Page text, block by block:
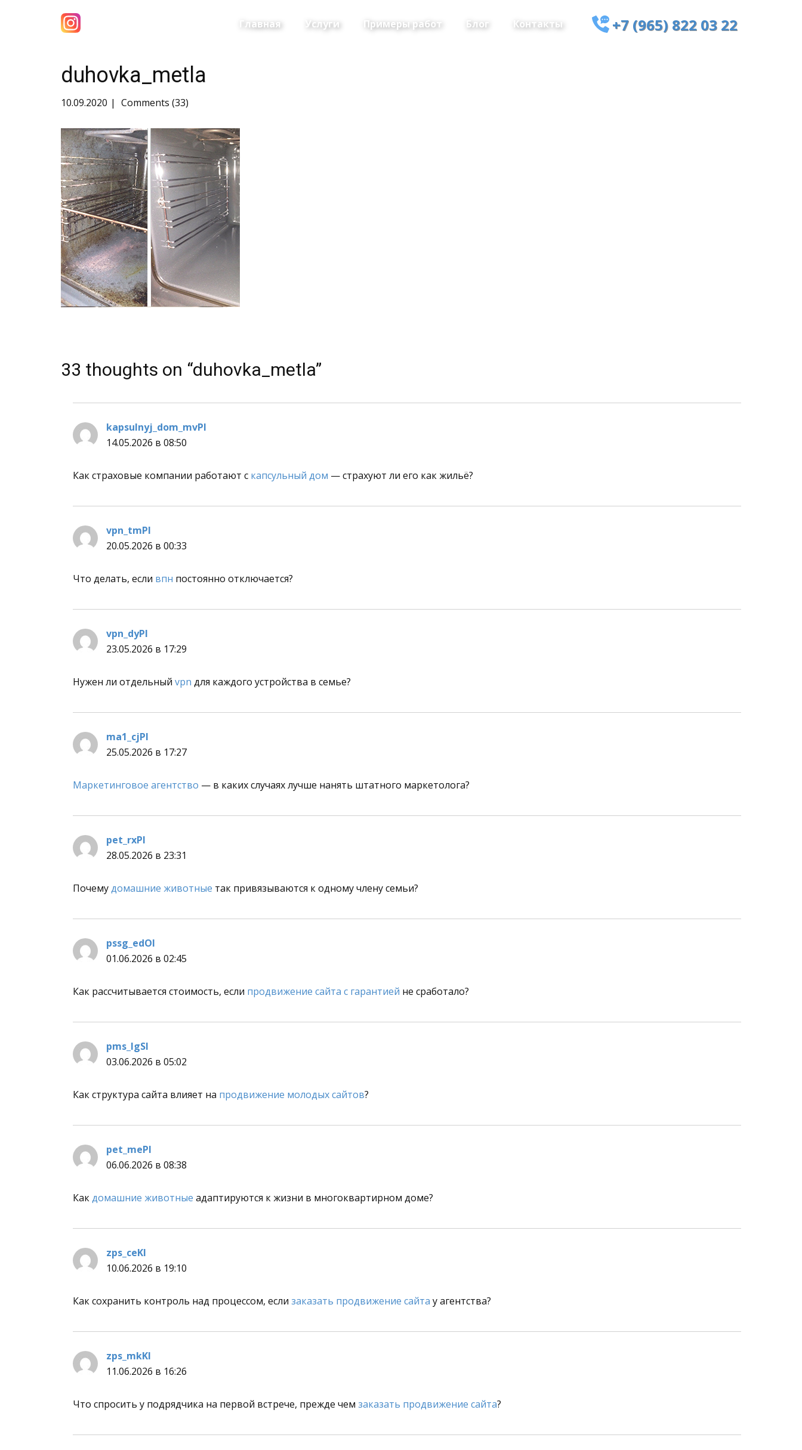
Главная Услуги Примеры работ Блог Контакты +7 (965) 822 03 22
duhovka_metla
10.09.2020 Comments (33)
33 thoughts on “duhovka_metla”
kapsulnyj_dom_mvPl
14.05.2026 в 08:50
Как страховые компании работают с капсульный дом — страхуют ли его как жильё?
vpn_tmPl
20.05.2026 в 00:33
Что делать, если впн постоянно отключается?
vpn_dyPl
23.05.2026 в 17:29
Нужен ли отдельный vpn для каждого устройства в семье?
ma1_cjPl
25.05.2026 в 17:27
Маркетинговое агентство — в каких случаях лучше нанять штатного маркетолога?
pet_rxPl
28.05.2026 в 23:31
Почемудомашние животные так привязываются к одному члену семьи?
pssg_edOl
01.06.2026 в 02:45
Как рассчитывается стоимость, если продвижение сайта с гарантией не сработало?
pms_lgSl
03.06.2026 в 05:02
Как структура сайта влияет на продвижение молодых сайтов?
pet_mePl
06.06.2026 в 08:38
Какдомашние животные адаптируются к жизни в многоквартирном доме?
zps_ceKl
10.06.2026 в 19:10
Как сохранить контроль над процессом, если заказать продвижение сайта у агентства?
zps_mkKl
11.06.2026 в 16:26
Что спросить у подрядчика на первой встрече, прежде чем заказать продвижение сайта?